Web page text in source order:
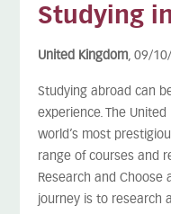
Studying
United Kingdom, 09/
Studying abroad can
experience. The
world’s most
range of courses and
Research and Choose
journey is to research